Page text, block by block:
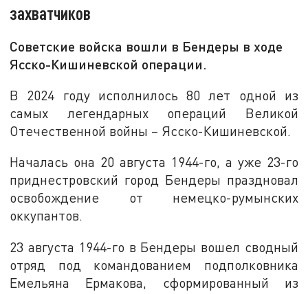
захватчиков
Советские войска вошли в Бендеры в ходе
Ясско-Кишиневской операции.
В 2024 году исполнилось 80 лет одной из
самых легендарных операций Великой
Отечественной войны – Ясско-Кишиневской.
Началась она 20 августа 1944-го, а уже 23-го
приднестровский город Бендеры праздновал
освобождение от немецко-румынских
оккупантов.
23 августа 1944-го в Бендеры вошел сводный
отряд под командованием подполковника
Емельяна Ермакова, сформированный из